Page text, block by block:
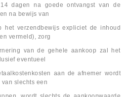
14 dagen na goede ontvangst van de
na bewijs van
het verzendbewijs expliciet de inhoud
vermeld), zorg
van de gehele aankoop zal het
eventueel
aan de afnemer wordt
slechts een